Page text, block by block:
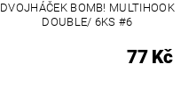
DVOJHÁČEK BOMB! MULTIHOOK
DOUBLE/ 6KS #6
77 Kč